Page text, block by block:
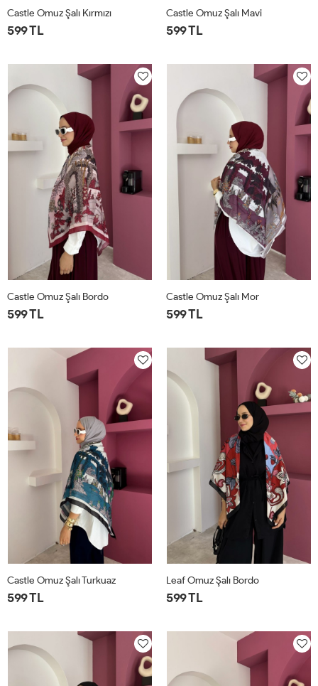
Castle Omuz Şalı Kırmızı
599 TL
Castle Omuz Şalı Mavi
599 TL
Castle Omuz Şalı Bordo
599 TL
Castle Omuz Şalı Mor
599 TL
Castle Omuz Şalı Turkuaz
599 TL
Leaf Omuz Şalı Bordo
599 TL